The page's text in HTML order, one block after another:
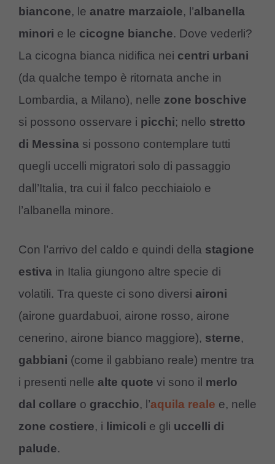
biancone, le anatre marzaiole, l’albanella
minori e le cicogne bianche. Dove vederli?
La cicogna bianca nidifica nei centri urbani
(da qualche tempo è ritornata anche in
Lombardia, a Milano), nelle zone boschive
si possono osservare i picchi; nello stretto
di Messina si possono contemplare tutti
quegli uccelli migratori solo di passaggio
dall’Italia, tra cui il falco pecchiaiolo e
l’albanella minore.
Con l’arrivo del caldo e quindi della stagione
estiva in Italia giungono altre specie di
volatili. Tra queste ci sono diversi aironi
(airone guardabuoi, airone rosso, airone
cenerino, airone bianco maggiore), sterne,
gabbiani (come il gabbiano reale) mentre tra
i presenti nelle alte quote vi sono il merlo
dal collare o gracchio, l’aquila reale e, nelle
zone costiere, i limicoli e gli uccelli di
palude.